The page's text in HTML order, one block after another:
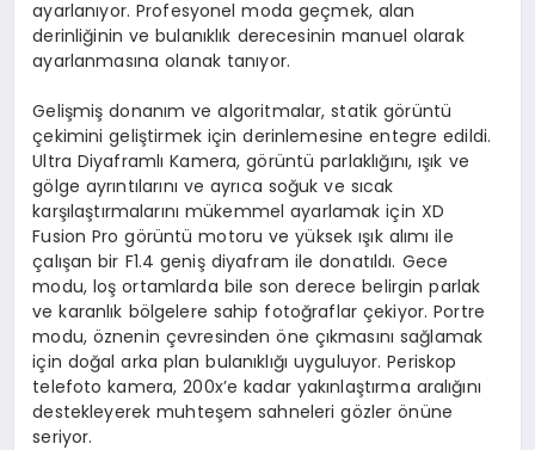
ayarlanıyor. Profesyonel moda geçmek, alan
derinliğinin ve bulanıklık derecesinin manuel olarak
ayarlanmasına olanak tanıyor.
Gelişmiş donanım ve algoritmalar, statik görüntü
çekimini geliştirmek için derinlemesine entegre edildi.
Ultra Diyaframlı Kamera, görüntü parlaklığını, ışık ve
gölge ayrıntılarını ve ayrıca soğuk ve sıcak
karşılaştırmalarını mükemmel ayarlamak için XD
Fusion Pro görüntü motoru ve yüksek ışık alımı ile
çalışan bir F1.4 geniş diyafram ile donatıldı. Gece
modu, loş ortamlarda bile son derece belirgin parlak
ve karanlık bölgelere sahip fotoğraflar çekiyor. Portre
modu, öznenin çevresinden öne çıkmasını sağlamak
için doğal arka plan bulanıklığı uyguluyor. Periskop
telefoto kamera, 200x’e kadar yakınlaştırma aralığını
destekleyerek muhteşem sahneleri gözler önüne
seriyor.